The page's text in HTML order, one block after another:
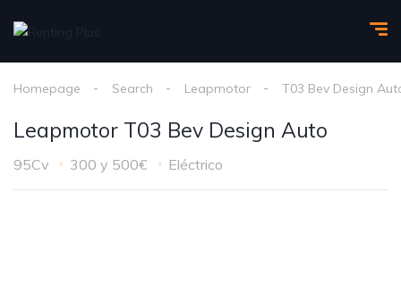
Homepage Search Leapmotor T03 Bev Design
Leapmotor T03 Bev Design Auto
95Cv 300 y 500€ Eléctrico